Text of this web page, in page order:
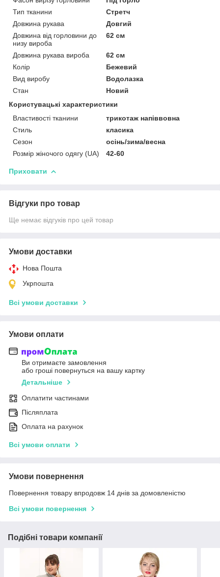
Тип тканини
Стретч
Довжина рукава
Довгий
Довжина від горловини до
низу вироба
62 см
Довжина рукава вироба
62 см
Колір
Бежевий
Вид виробу
Водолазка
Стан
Новий
Користувацькі характеристики
Властивості тканини
трикотаж напіввовна
Стиль
класика
Сезон
осінь/зима/весна
Розмір жіночого одягу (UA)
42-60
Приховати
Відгуки про товар
Ще немає відгуків про цей товар
Умови доставки
Нова Пошта
Укрпошта
Всі умови доставки
Умови оплати
Ви отримаєте замовлення
або гроші повернуться на вашу картку
Детальніше
Оплатити частинами
Післяплата
Оплата на рахунок
Всі умови оплати
Умови повернення
Повернення товару впродовж 14 днів за домовленістю
Всі умови повернення
Подібні товари компанії